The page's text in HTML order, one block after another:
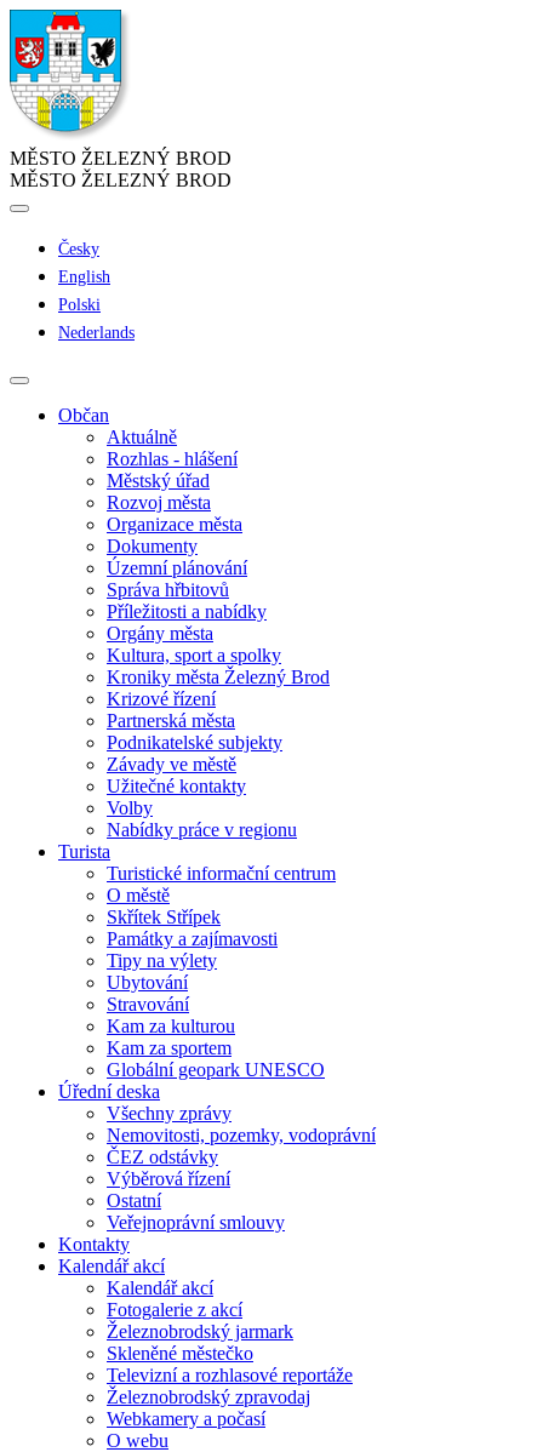
MĚSTO ŽELEZNÝ BROD
MĚSTO ŽELEZNÝ BROD
Česky
English
Polski
Nederlands
Občan
Aktuálně
Rozhlas - hlášení
Městský úřad
Rozvoj města
Organizace města
Dokumenty
Územní plánování
Správa hřbitovů
Příležitosti a nabídky
Orgány města
Kultura, sport a spolky
Kroniky města Železný Brod
Krizové řízení
Partnerská města
Podnikatelské subjekty
Závady ve městě
Užitečné kontakty
Volby
Nabídky práce v regionu
Turista
Turistické informační centrum
O městě
Skřítek Střípek
Památky a zajímavosti
Tipy na výlety
Ubytování
Stravování
Kam za kulturou
Kam za sportem
Globální geopark UNESCO
Úřední deska
Všechny zprávy
Nemovitosti, pozemky, vodoprávní
ČEZ odstávky
Výběrová řízení
Ostatní
Veřejnoprávní smlouvy
Kontakty
Kalendář akcí
Kalendář akcí
Fotogalerie z akcí
Železnobrodský jarmark
Skleněné městečko
Televizní a rozhlasové reportáže
Železnobrodský zpravodaj
Webkamery a počasí
O webu